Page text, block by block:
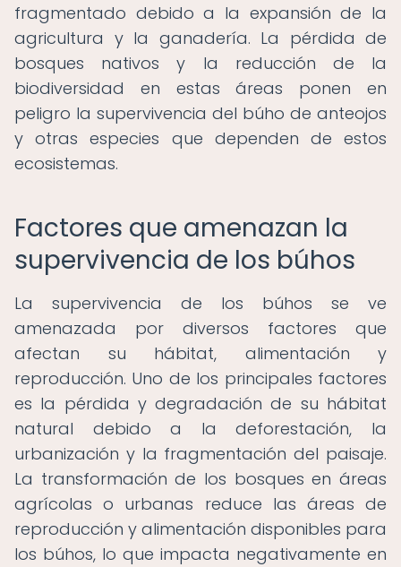
fragmentado debido a la expansión de la
agricultura y la ganadería. La pérdida de
bosques nativos y la reducción de la
biodiversidad en estas áreas ponen en
peligro la supervivencia del búho de anteojos
y otras especies que dependen de estos
ecosistemas.
Factores que amenazan la
supervivencia de los búhos
La supervivencia de los búhos se ve
amenazada por diversos factores que
afectan su hábitat, alimentación y
reproducción. Uno de los principales factores
es la pérdida y degradación de su hábitat
natural debido a la deforestación, la
urbanización y la fragmentación del paisaje.
La transformación de los bosques en áreas
agrícolas o urbanas reduce las áreas de
reproducción y alimentación disponibles para
los búhos, lo que impacta negativamente en